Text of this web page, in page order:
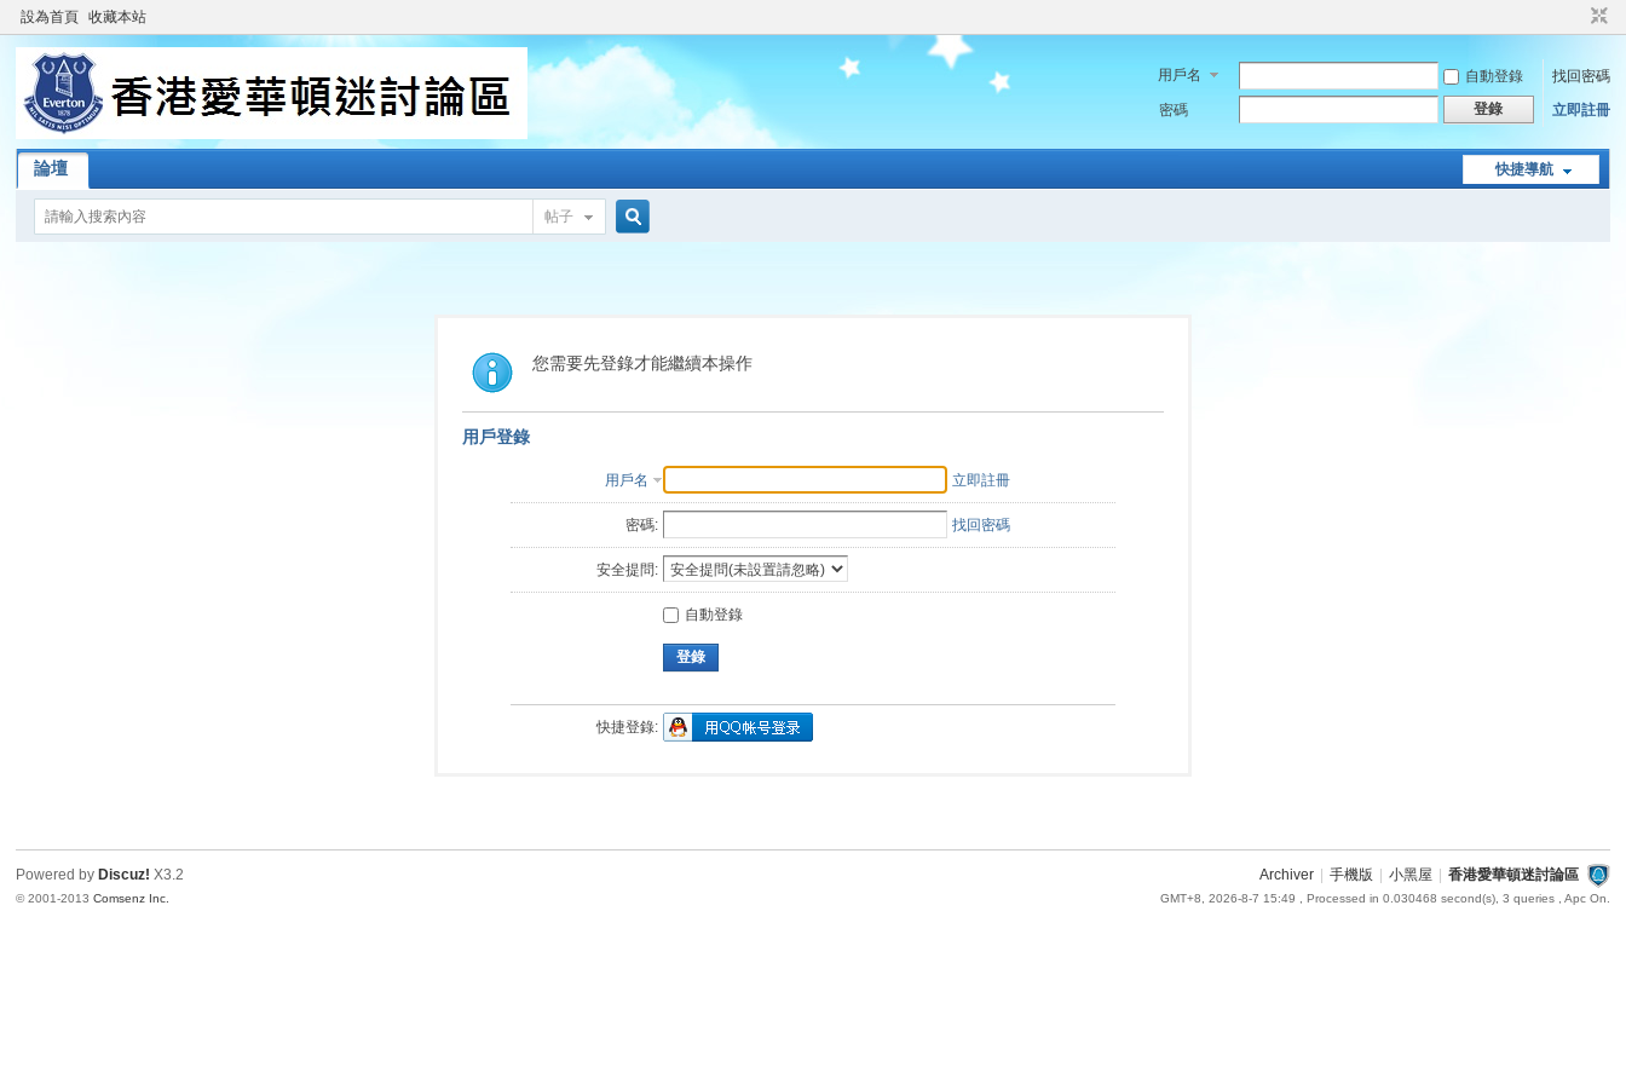
設為首頁 收藏本站
用戶名 自動登錄
找回密碼
密碼
登錄 立即註冊
快捷導航
論壇
帖子
索
您需要先登錄才能繼續本操作
用戶登錄
用戶名 立即註冊
密碼: 找回密碼
安全提問:
自動登錄
登錄
快捷登錄:
Archiver 手機版 小黑屋 香港愛華頓迷討論區
GMT+8, 2026-8-7 15:49 , Processed in 0.030468 second(s), 3 queries , Apc On.
Powered by Discuz! X3.2
© 2001-2013Comsenz Inc.